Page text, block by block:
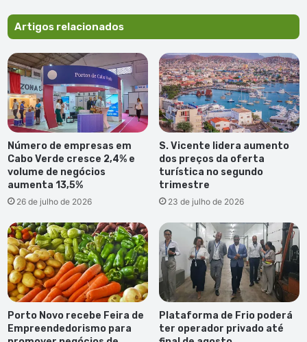
demora
em
citar
Neves
no
processo
"rua
pedonal"
Artigos relacionados
Número de empresas em
Cabo Verde cresce 2,4% e
volume de negócios
aumenta 13,5%
26 de julho de 2026
S. Vicente lidera aumento
dos preços da oferta
turística no segundo
trimestre
23 de julho de 2026
Porto Novo recebe Feira de
Empreendedorismo para
Plataforma de Frio poderá
ter operador privado até